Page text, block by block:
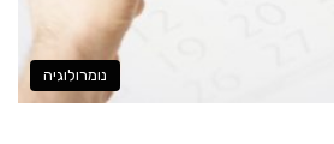
נומרולוגיה